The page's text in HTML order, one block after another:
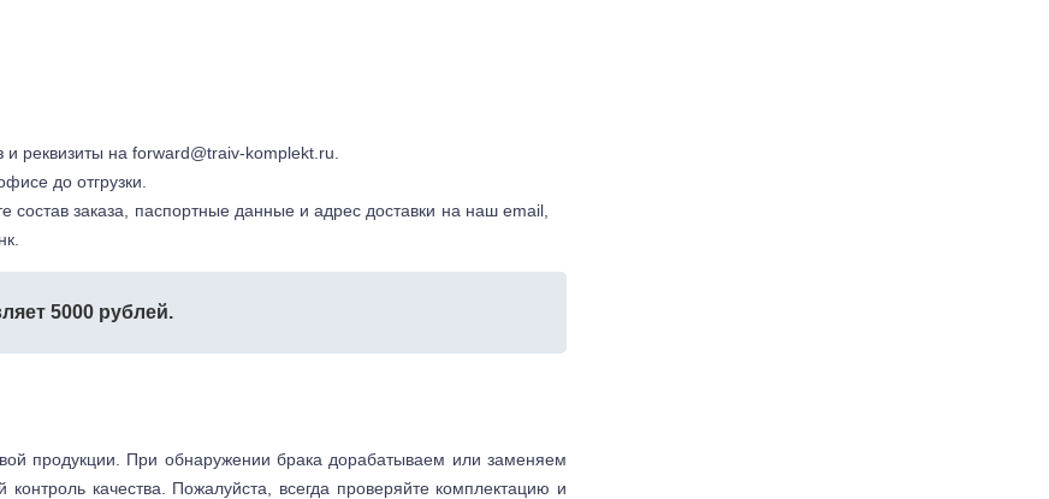
и реквизиты на forward@traiv-komplekt.ru
до отгрузки.
состав заказа, паспортные данные и адрес доставки на наш email,
5000 рублей.
продукции. При обнаружении брака дорабатываем или заменяем
качества. Пожалуйста, всегда проверяйте комплектацию и